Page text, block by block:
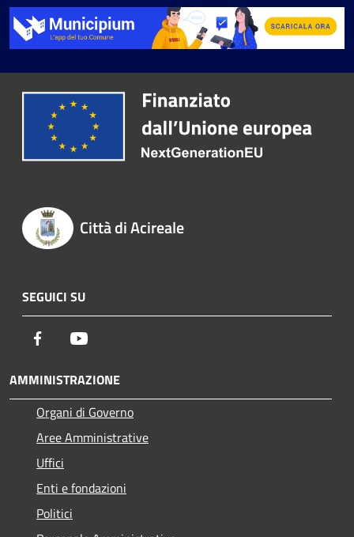
Città di Acireale
SEGUICI SU
Facebook
AMMINISTRAZIONE
Organi di Governo
Aree Amministrative
Uffici
Enti e fondazioni
Politici